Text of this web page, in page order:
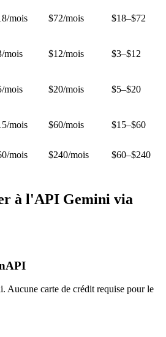
mois $72/mois $18–$72
mois $12/mois $3–$12
mois $20/mois $5–$20
mois $60/mois $15–$60
mois $240/mois
$60–$240
à l'API Gemini via
Aucune carte de crédit requise pour le